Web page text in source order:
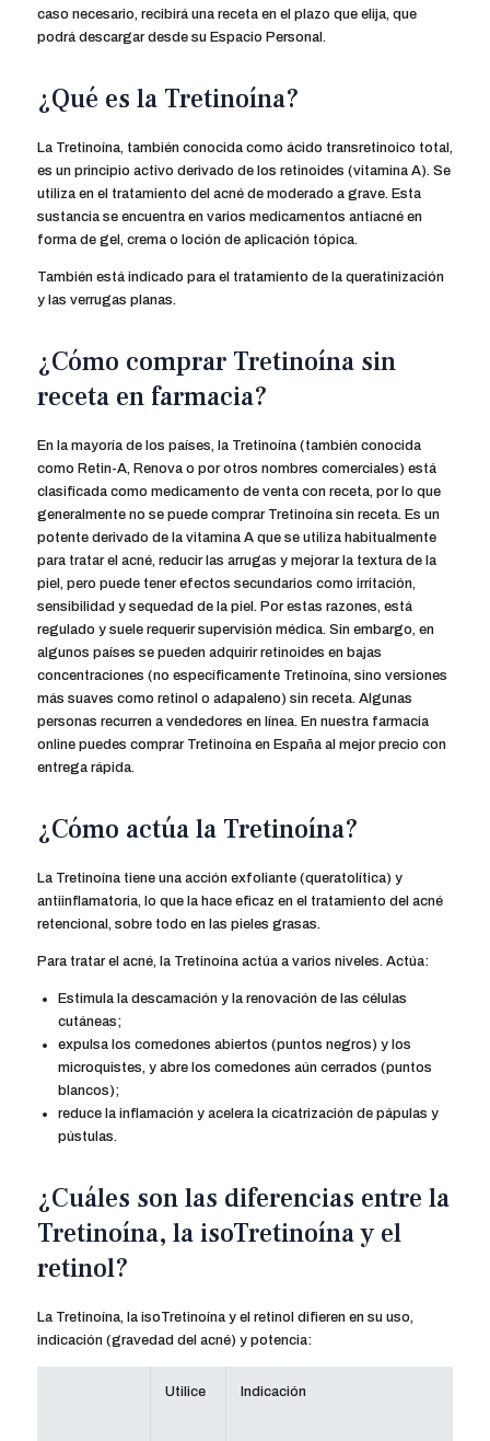
caso necesario, recibirá una receta en el plazo que elija, que
podrá descargar desde su Espacio Personal.
¿Qué es la Tretinoína?
La Tretinoína, también conocida como ácido transretinoico total,
es un principio activo derivado de los retinoides (vitamina A). Se
utiliza en el tratamiento del acné de moderado a grave. Esta
sustancia se encuentra en varios medicamentos antiacné en
forma de gel, crema o loción de aplicación tópica.
También está indicado para el tratamiento de la queratinización
y las verrugas planas.
¿Cómo comprar Tretinoína sin
receta en farmacia?
En la mayoría de los países, la Tretinoína (también conocida
como Retin-A, Renova o por otros nombres comerciales) está
clasificada como medicamento de venta con receta, por lo que
generalmente no se puede comprar Tretinoína sin receta. Es un
potente derivado de la vitamina A que se utiliza habitualmente
para tratar el acné, reducir las arrugas y mejorar la textura de la
piel, pero puede tener efectos secundarios como irritación,
sensibilidad y sequedad de la piel. Por estas razones, está
regulado y suele requerir supervisión médica. Sin embargo, en
algunos países se pueden adquirir retinoides en bajas
concentraciones (no específicamente Tretinoína, sino versiones
más suaves como retinol o adapaleno) sin receta. Algunas
personas recurren a vendedores en línea. En nuestra farmacia
online puedes comprar Tretinoína en España al mejor precio con
entrega rápida.
¿Cómo actúa la Tretinoína?
La Tretinoína tiene una acción exfoliante (queratolítica) y
antiinflamatoria, lo que la hace eficaz en el tratamiento del acné
retencional, sobre todo en las pieles grasas.
Para tratar el acné, la Tretinoína actúa a varios niveles. Actúa:
Estimula la descamación y la renovación de las células
cutáneas;
expulsa los comedones abiertos (puntos negros) y los
microquistes, y abre los comedones aún cerrados (puntos
blancos);
reduce la inflamación y acelera la cicatrización de pápulas y
pústulas.
¿Cuáles son las diferencias entre la
Tretinoína, la isoTretinoína y el
retinol?
La Tretinoína, la isoTretinoína y el retinol difieren en su uso,
indicación (gravedad del acné) y potencia:
Utilice Indicación